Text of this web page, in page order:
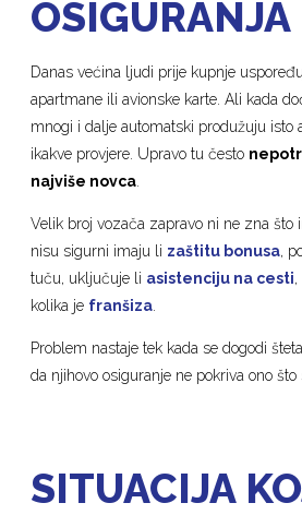
OSIGURANJA
Danas većina ljudi prije kupnje
apartmane ili avionske karte. Ali kada
mnogi i dalje automatski produžuju isto
ikakve provjere. Upravo tu često
najviše novca.
Velik broj vozača zapravo ni ne zna što
nisu sigurni imaju li zaštitu bonusa,
tuču, uključuje li asistenciju na cesti
kolika je franšiza.
Problem nastaje tek kada se dogodi
da njihovo osiguranje ne pokriva ono
SITUACIJA